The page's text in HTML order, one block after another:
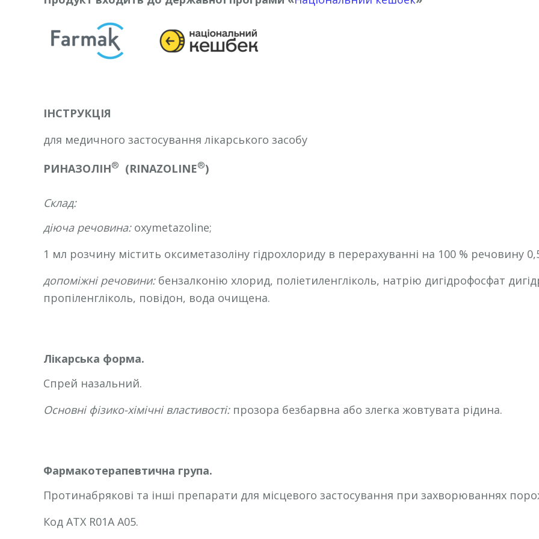
ІНСТРУКЦІЯ
для медичного застосування лікарського засобу
РИНАЗОЛІН® (RINAZOLINE®)
Склад:
діюча речовина: oxymetazoline;
1 мл розчину містить оксиметазоліну гідрохлориду в перерахуванні на 100 % речовину
допоміжні речовини:бензалконію хлорид, поліетиленгліколь, натрію дигідрофосфат
пропіленгліколь, повідон, вода очищена.
Лікарська форма.
Спрей назальний.
Основні фізико-хімічні властивості:прозора безбарвна або злегка жовтувата рідина.
Фармакотерапевтична група.
Протинабрякові та інші препарати для місцевого застосування при захворюваннях
Код АТХ R01A A05.